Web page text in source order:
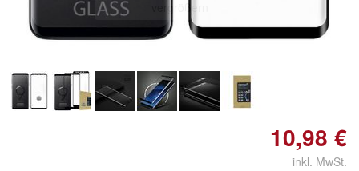
10,98 €
inkl. MwSt.